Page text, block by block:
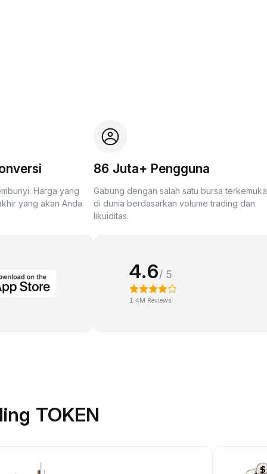
Harga yang
yang akan Anda
86 Juta+ Pengguna
Gabung dengan salah satu bursa terkemuka
di dunia berdasarkan volume trading dan
likuiditas.
4.6/ 5
1.4M Reviews
TOKEN